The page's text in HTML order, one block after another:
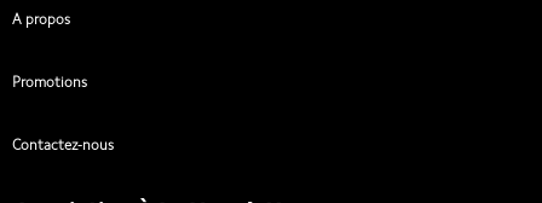
A propos
Promotions
Contactez-nous